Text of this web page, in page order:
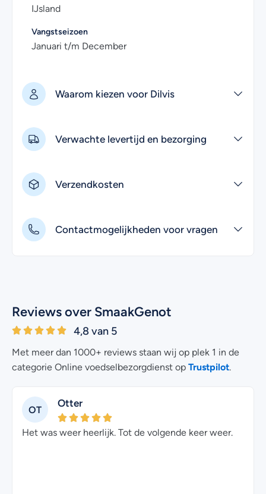
IJsland
Vangstseizoen
Januari t/m December
Waarom kiezen voor Dilvis
Verwachte levertijd en bezorging
Verzendkosten
Contactmogelijkheden voor vragen
Reviews over SmaakGenot
4,8 van 5
Met meer dan 1000+ reviews staan wij op plek 1 in de
categorie Online voedselbezorgdienst op Trustpilot
OT
Otter
Het was weer heerlijk. Tot de volgende keer weer.